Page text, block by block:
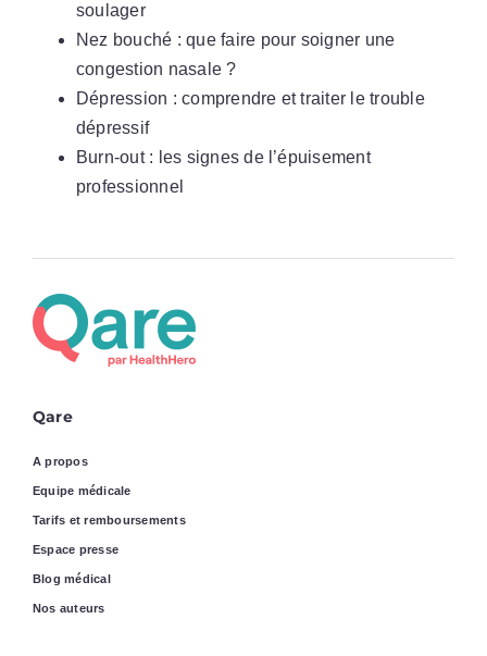
soulager
Nez bouché : que faire pour soigner une
congestion nasale ?
Dépression : comprendre et traiter le trouble
dépressif
Burn-out : les signes de l’épuisement
professionnel
Qare
A propos
Equipe médicale
Tarifs et remboursements
Espace presse
Blog médical
Nos auteurs